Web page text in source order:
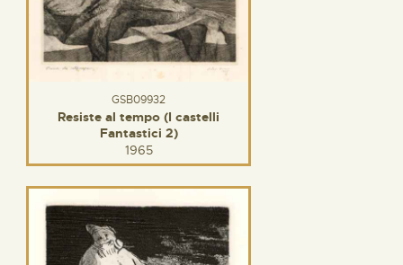
GSB09932
Resiste al tempo (I castelli
Fantastici 2)
1965